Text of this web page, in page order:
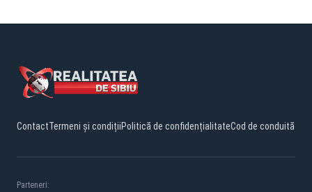
ContactTermeni și condițiiPolitică de confidențialitateCod de conduită
Parteneri: